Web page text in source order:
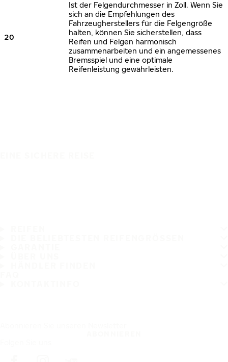
20
Ist der Felgendurchmesser in Zoll. Wenn Sie
sich an die Empfehlungen des
Fahrzeugherstellers für die Felgengröße
halten, können Sie sicherstellen, dass
Reifen und Felgen harmonisch
zusammenarbeiten und ein angemessenes
Bremsspiel und eine optimale
Reifenleistung gewährleisten.